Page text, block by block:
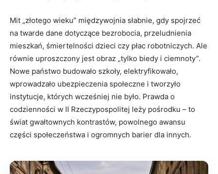
Mit „złotego wieku” międzywojnia słabnie, gdy spojrzeć
na twarde dane dotyczące bezrobocia, przeludnienia
mieszkań, śmiertelności dzieci czy płac robotniczych. Ale
równie uproszczony jest obraz „tylko biedy i ciemnoty”.
Nowe państwo budowało szkoły, elektryfikowało,
wprowadzało ubezpieczenia społeczne i tworzyło
instytucje, których wcześniej nie było. Prawda o
codzienności w II Rzeczypospolitej leży pośrodku – to
świat gwałtownych kontrastów, powolnego awansu
części społeczeństwa i ogromnych barier dla innych.